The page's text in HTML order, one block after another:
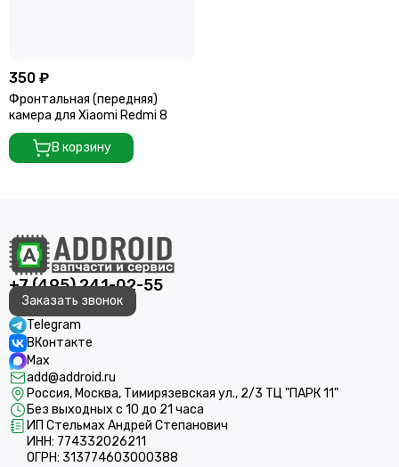
350 ₽
Фронтальная (передняя)
камера для Xiaomi Redmi 8
В корзину
+7 (495) 241-02-55
Заказать звонок
Telegram
ВКонтакте
Max
add@addroid.ru
Россия, Москва, Тимирязевская ул., 2/3 ТЦ "ПАРК 11"
Без выходных с 10 до 21 часа
ИП Стельмах Андрей Степанович
ИНН: 774332026211
ОГРН: 313774603000388